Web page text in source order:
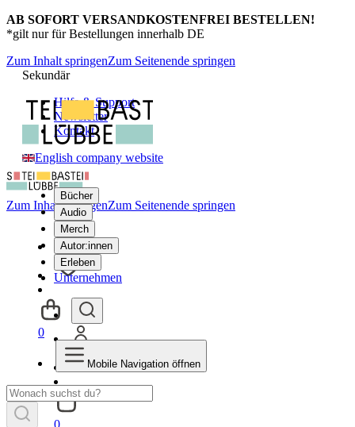
AB SOFORT VERSANDKOSTENFREI BESTELLEN!
*gilt nur für Bestellungen innerhalb DE
Zum Inhalt springenZum Seitenende springen
Sekundär
Hilfe & Support
Newsletter
Kontakt
English company website
Bücher
Audio
Merch
Autor:innen
Erleben
Unternehmen
0
Zum Inhalt springenZum Seitenende springen
0
Mobile Navigation öffnen